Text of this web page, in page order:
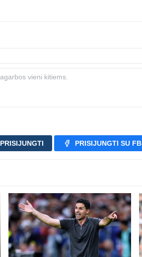
PRISIJUNGTI PRISIJUNGTI SU FB